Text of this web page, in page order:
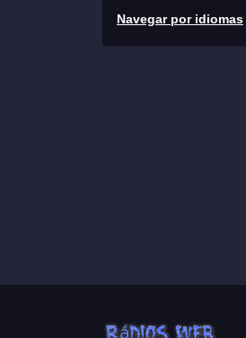
Navegar por idiomas